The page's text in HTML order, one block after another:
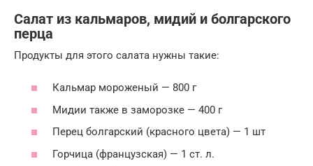
Салат из кальмаров, мидий и болгарского
перца
Продукты для этого салата нужны такие:
Кальмар мороженый — 800 г
Мидии также в заморозке — 400 г
Перец болгарский (красного цвета) — 1 шт
Горчица (французская) — 1 ст. л.